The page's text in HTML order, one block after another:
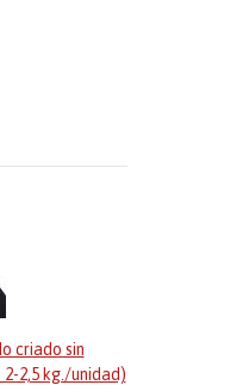
criado sin
2,5 kg./unidad)